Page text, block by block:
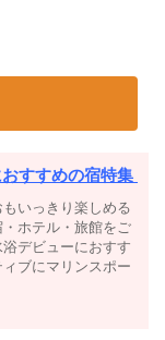
すすめの宿特集
いっきり楽しめる
ホテル・旅館をご
デビューにおすす
ブにマリンスポー